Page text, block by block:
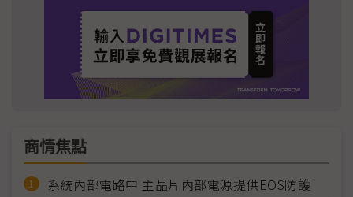
商情焦點
系統內部電路中 主晶片內部電源提供EOS防護